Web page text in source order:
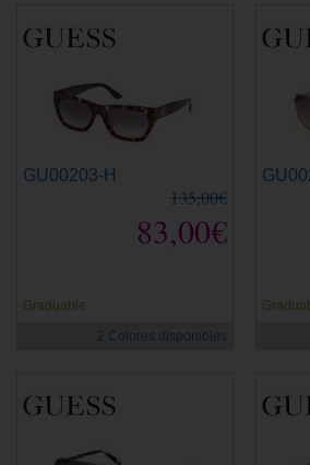
GU00203-H
135,00€
83,00€
Graduable
2 Colores disponibles